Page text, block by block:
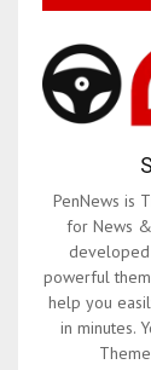
PenNews is
for News
developed
powerful
help you
in minutes.